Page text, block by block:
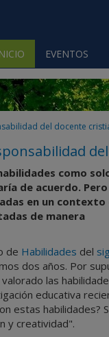
EVENTOS
del docente
como
de acuerdo.
en un contexto
de manera
de Habilidades del
dos años. Por
las
educativa
estas habilidades?
y creatividad".